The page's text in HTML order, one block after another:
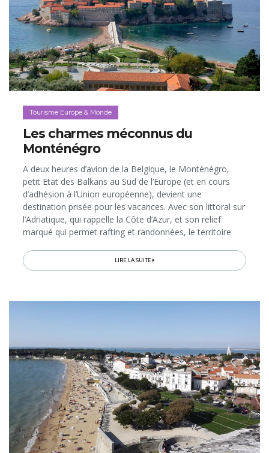
Tourisme Europe & Monde
Les charmes méconnus du
Monténégro
A deux heures d’avion de la Belgique, le Monténégro,
petit Etat des Balkans au Sud de l’Europe (et en cours
d’adhésion à l’Union européenne), devient une
destination prisée pour les vacances. Avec son littoral sur
l’Adriatique, qui rappelle la Côte d’Azur, et son relief
marqué qui permet rafting et randonnées, le territoire
un aperçu de ce qu’il y a à faire et à voir au pays des
«montagnes noires»…
LIRE LA SUITE